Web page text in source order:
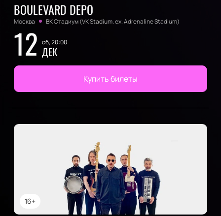
BOULEVARD DEPO
Москва ВК Стадиум (VK Stadium. ex. Adrenaline Stadium)
12 сб, 20:00
ДЕК
Купить билеты
16+